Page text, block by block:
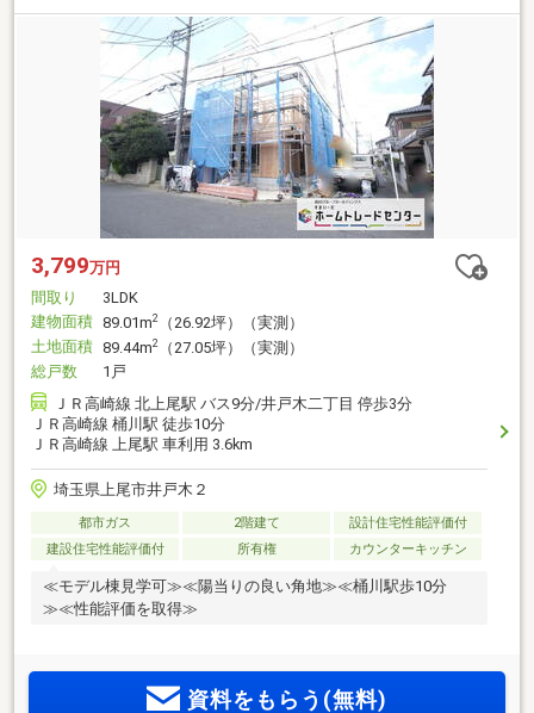
3,799万円
間取り
3LDK
建物面積 89.01m2
（26.92坪）（実測）
土地面積 89.44m2
（27.05坪）（実測）
総戸数
1戸
ＪＲ高崎線 北上尾駅 バス9分/井戸木二丁目 停歩3分
ＪＲ高崎線 桶川駅 徒歩10分
ＪＲ高崎線 上尾駅 車利用 3.6km
埼玉県上尾市井戸木２
都市ガス 2階建て
設計住宅性能評価付
建設住宅性能評価付
所有権 カウンターキッチン
≪モデル棟見学可≫≪陽当りの良い角地≫≪桶川駅歩10分
≫≪性能評価を取得≫
資料をもらう(無料)